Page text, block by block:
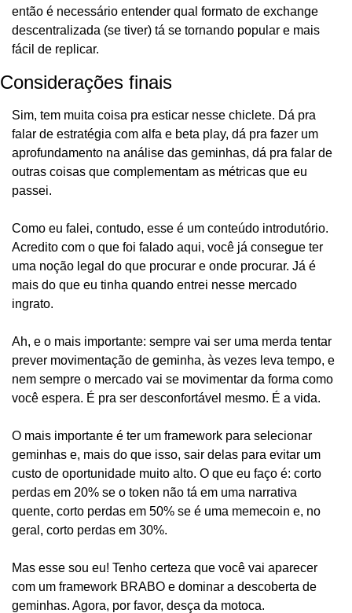
então é necessário entender qual formato de exchange
descentralizada (se tiver) tá se tornando popular e mais
fácil de replicar.
Considerações finais
Sim, tem muita coisa pra esticar nesse chiclete. Dá pra
falar de estratégia com alfa e beta play, dá pra fazer um
aprofundamento na análise das geminhas, dá pra falar de
outras coisas que complementam as métricas que eu
passei.
Como eu falei, contudo, esse é um conteúdo introdutório.
Acredito com o que foi falado aqui, você já consegue ter
uma noção legal do que procurar e onde procurar. Já é
mais do que eu tinha quando entrei nesse mercado
ingrato.
Ah, e o mais importante: sempre vai ser uma merda tentar
prever movimentação de geminha, às vezes leva tempo, e
nem sempre o mercado vai se movimentar da forma como
você espera. É pra ser desconfortável mesmo. É a vida.
O mais importante é ter um framework para selecionar
geminhas e, mais do que isso, sair delas para evitar um
custo de oportunidade muito alto. O que eu faço é: corto
perdas em 20% se o token não tá em uma narrativa
quente, corto perdas em 50% se é uma memecoin e, no
geral, corto perdas em 30%.
Mas esse sou eu! Tenho certeza que você vai aparecer
com um framework BRABO e dominar a descoberta de
geminhas. Agora, por favor, desça da motoca.